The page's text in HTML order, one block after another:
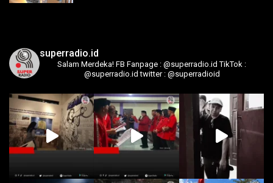
superradio.id
Salam Merdeka! FB Fanpage : @superradio.id TikTok :
@superradio.id twitter : @superradioid